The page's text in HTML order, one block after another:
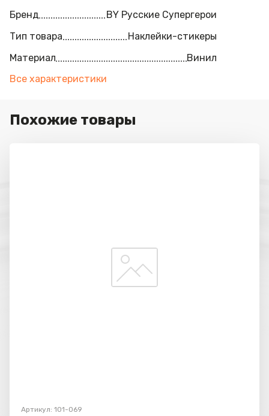
Бренд
BY Русские Супергерои
Тип товара
Наклейки-стикеры
Материал
Винил
Все характеристики
Похожие товары
Артикул: 101-069